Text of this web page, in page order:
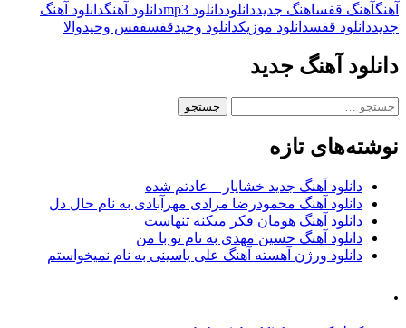
آهنگآهنگ قفساهنگ جدیددانلوددانلود mp3 دانلود آهنگدانلود آهنگ
جدیددانلود قفسدانلود موزیکدانلود وحیدقفسقفس وحیدوالا
دانلود آهنگ جدید
جستجو
نوشته‌های تازه
دانلود آهنگ جدید خشایار – عادتم شده
دانلود آهنگ محمودرضا مرادی مهرآبادی به نام حال دل
دانلود آهنگ هومان فکر میکنه تنهاست
دانلود آهنگ حسین مهدی به نام تو با من
دانلود ورژن آهسته آهنگ علی یاسینی به نام نمیخواستم
.